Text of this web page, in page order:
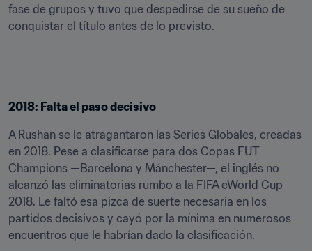
fase de grupos y tuvo que despedirse de su sueño de
conquistar el título antes de lo previsto.
2018: Falta el paso decisivo
A Rushan se le atragantaron las Series Globales, creadas
en 2018. Pese a clasificarse para dos Copas FUT
Champions —Barcelona y Mánchester—, el inglés no
alcanzó las eliminatorias rumbo a la FIFA eWorld Cup
2018. Le faltó esa pizca de suerte necesaria en los
partidos decisivos y cayó por la mínima en numerosos
encuentros que le habrían dado la clasificación.